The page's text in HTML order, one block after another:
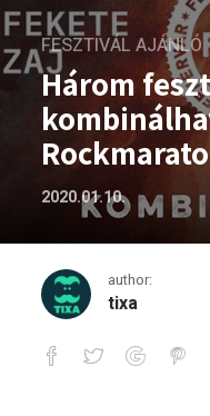
FESZTIVÁL AJÁNLÓ
Három
2020.01.10.
author:
tixa